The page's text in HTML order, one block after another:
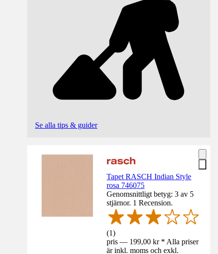
Se alla tips & guider
Tapet RASCH Indian Style
rosa 746075
Genomsnittligt betyg: 3 av 5
stjärnor. 1 Recension.
(1)
pris — 199,00 kr * Alla priser
är inkl. moms och exkl.